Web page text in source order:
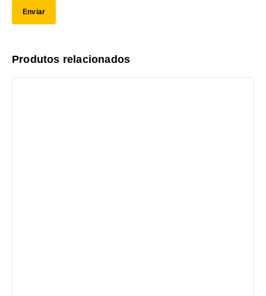
Produtos relacionados